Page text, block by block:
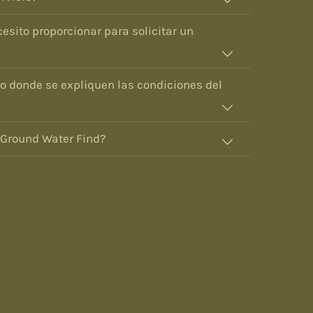
proporcionar para solicitar un
donde se expliquen las condiciones del
Water Find?